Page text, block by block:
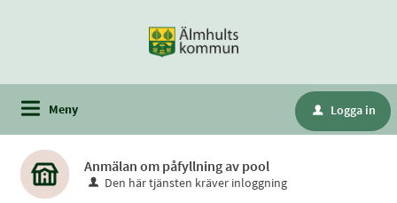
Meny u Logga in
Anmälan om påfyllning av pool
Den här tjänsten kräver inloggning